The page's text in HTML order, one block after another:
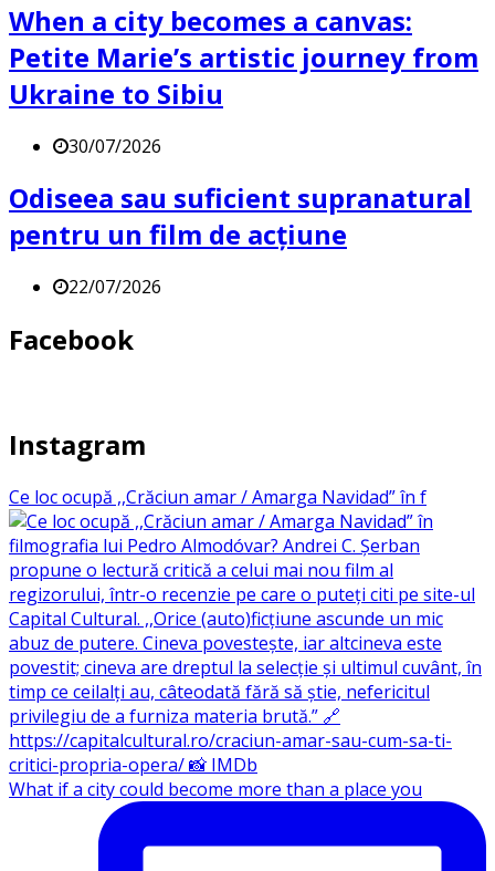
When a city becomes a canvas:
Petite Marie’s artistic journey from
Ukraine to Sibiu
30/07/2026
Odiseea sau suficient supranatural
pentru un film de acțiune
22/07/2026
Facebook
Instagram
Ce loc ocupă ,,Crăciun amar / Amarga Navidad” în f
What if a city could become more than a place you